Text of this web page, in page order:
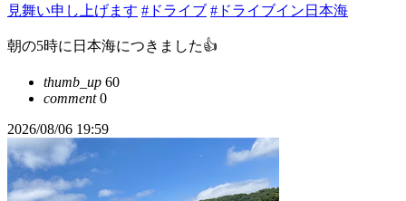
見舞い申し上げます #ドライブ #ドライブイン日本海
朝の5時に日本海につきました👍
thumb_up 60
comment0
2026/08/06 19:59